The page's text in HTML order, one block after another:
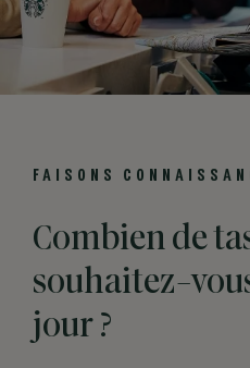
FAISONS
Combien de
souhaitez-
jour ?